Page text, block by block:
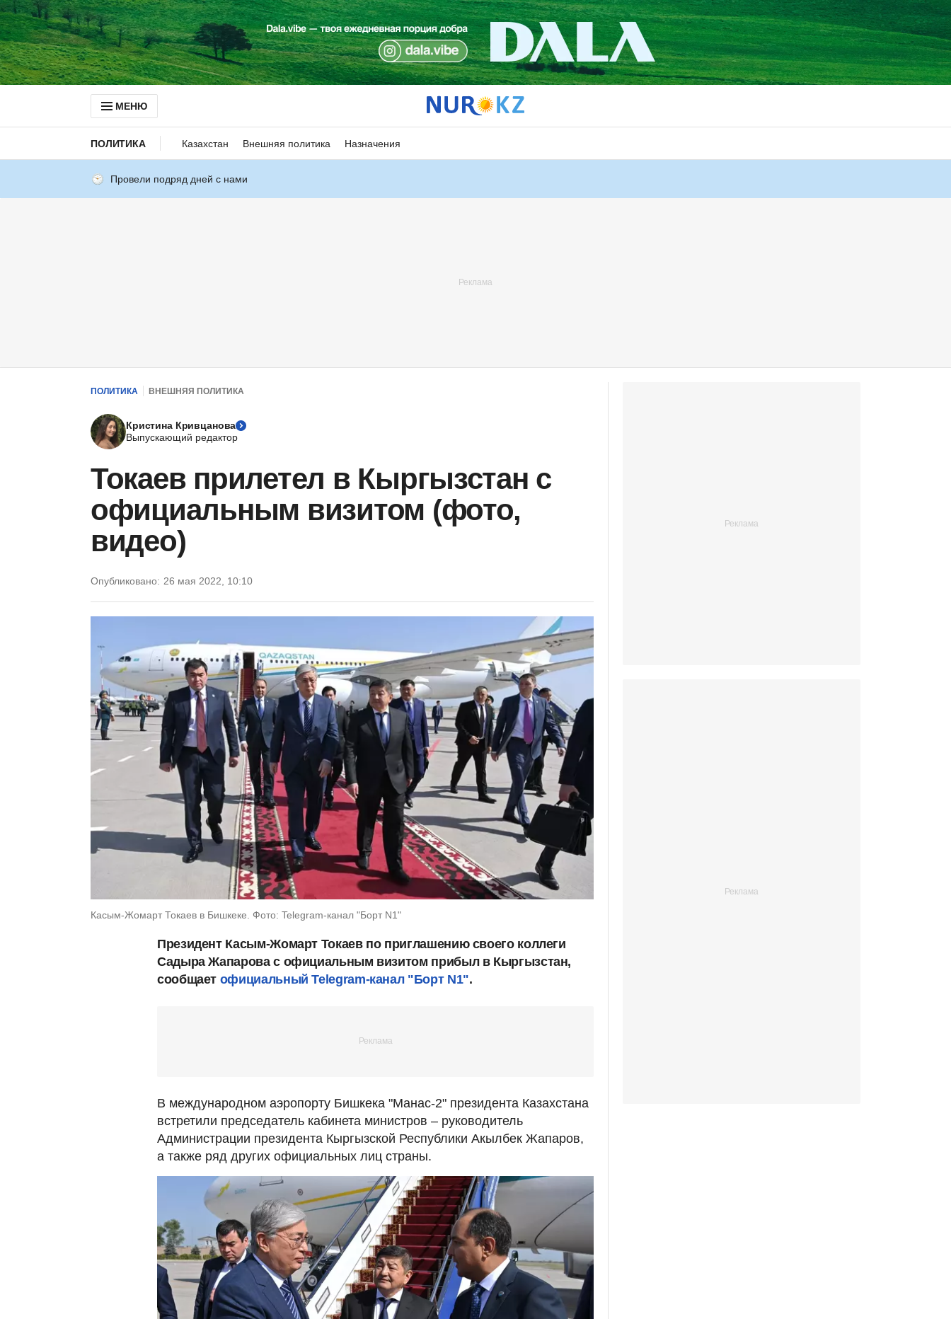
МЕНЮ
ПОЛИТИКА Казахстан Внешняя политика Назначения
Провели подряд дней с нами
ПОЛИТИКА ВНЕШНЯЯ ПОЛИТИКА
Кристина Кривцанова
Выпускающий редактор
Токаев прилетел в Кыргызстан с
официальным визитом (фото,
видео)
Опубликовано: 26 мая 2022, 10:10
Касым-Жомарт Токаев в Бишкеке. Фото: Telegram-канал "Борт N1"
Президент Касым-Жомарт Токаев по приглашению своего коллеги
Садыра Жапарова с официальным визитом прибыл в Кыргызстан,
сообщает официальный Telegram-канал "Борт N1".
В международном аэропорту Бишкека "Манас-2" президента Казахстана
встретили председатель кабинета министров – руководитель
Администрации президента Кыргызской Республики Акылбек Жапаров,
а также ряд других официальных лиц страны.